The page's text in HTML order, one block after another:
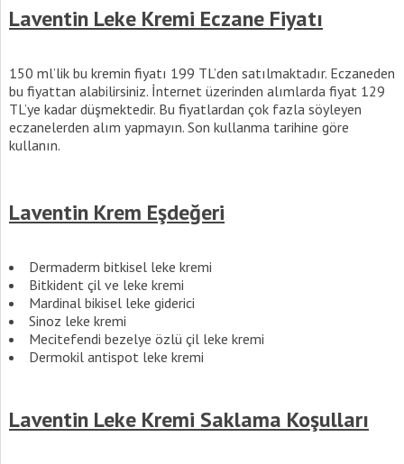
Laventin Leke Kremi Eczane Fiyatı
150 ml’lik bu kremin fiyatı 199 TL’den satılmaktadır. Eczaneden
bu fiyattan alabilirsiniz. İnternet üzerinden alımlarda fiyat 129
TL’ye kadar düşmektedir. Bu fiyatlardan çok fazla söyleyen
eczanelerden alım yapmayın. Son kullanma tarihine göre
kullanın.
Laventin Krem Eşdeğeri
Dermaderm bitkisel leke kremi
Bitkident çil ve leke kremi
Mardinal bikisel leke giderici
Sinoz leke kremi
Mecitefendi bezelye özlü çil leke kremi
Dermokil antispot leke kremi
Laventin Leke Kremi Saklama Koşulları